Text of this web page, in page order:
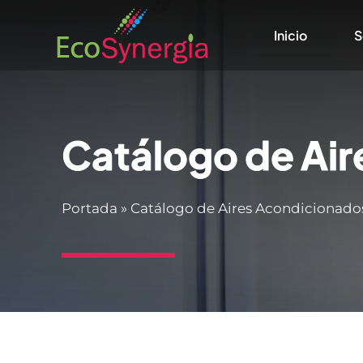
contenido
Inicio
Catálogo de
Portada » Catálogo de Aires